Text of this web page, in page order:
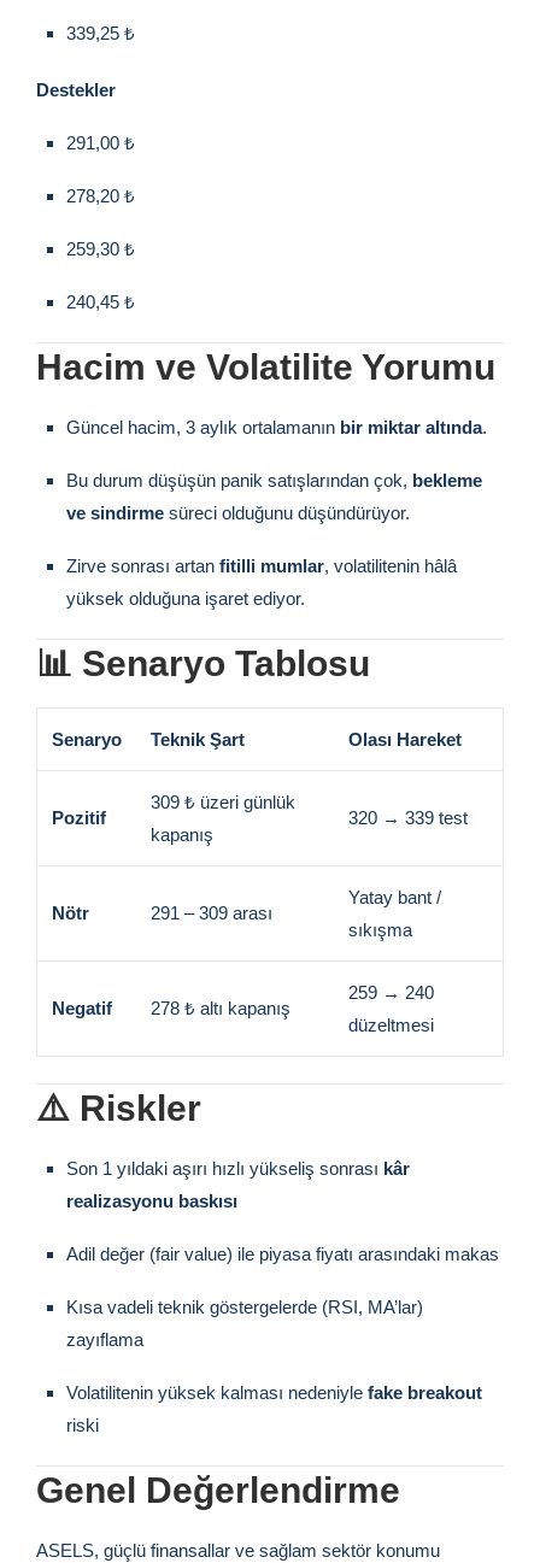
339,25 ₺
Destekler
291,00 ₺
278,20 ₺
259,30 ₺
240,45 ₺
Hacim ve Volatilite Yorumu
Güncel hacim, 3 aylık ortalamanın bir miktar altında.
Bu durum düşüşün panik satışlarından çok, bekleme
ve sindirme süreci olduğunu düşündürüyor.
Zirve sonrası artan fitilli mumlar, volatilitenin hâlâ
yüksek olduğuna işaret ediyor.
📊 Senaryo Tablosu
Senaryo Teknik Şart Olası Hareket
Pozitif
309 ₺ üzeri günlük
kapanış
320 → 339 test
Nötr 291 – 309 arası
Yatay bant /
sıkışma
Negatif 278 ₺ altı kapanış
259 → 240
düzeltmesi
⚠️ Riskler
Son 1 yıldaki aşırı hızlı yükseliş sonrası kâr
realizasyonu baskısı
Adil değer (fair value) ile piyasa fiyatı arasındaki makas
Kısa vadeli teknik göstergelerde (RSI, MA’lar)
zayıflama
Volatilitenin yüksek kalması nedeniyle fake breakout
riski
Genel Değerlendirme
ASELS, güçlü finansallar ve sağlam sektör konumu